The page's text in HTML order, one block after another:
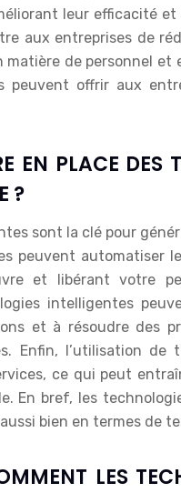
leur efficacité
aux entreprises de
matière de personnel
peuvent offrir aux
EN PLACE DES
?
sont la clé pour
peuvent automatiser
et libérant votre
intelligentes
et à résoudre des
Enfin, l’utilisation
ce qui peut
En bref, les
bien en termes de
LES